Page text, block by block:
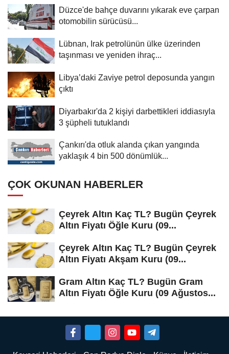
Düzce'de bahçe duvarını yıkarak eve çarpan
otomobilin sürücüsü...
Lübnan, Irak petrolünün ülke üzerinden
taşınması ve yeniden ihraç...
Libya’daki Zaviye petrol deposunda yangın
çıktı
Diyarbakır'da 2 kişiyi darbettikleri iddiasıyla
3 şüpheli tutuklandı
Çankırı'da otluk alanda çıkan yangında
yaklaşık 4 bin 500 dönümlük...
ÇOK OKUNAN HABERLER
Çeyrek Altın Kaç TL? Bugün Çeyrek
Altın Fiyatı Öğle Kuru (09...
Çeyrek Altın Kaç TL? Bugün Çeyrek
Altın Fiyatı Akşam Kuru (09...
Gram Altın Kaç TL? Bugün Gram
Altın Fiyatı Öğle Kuru (09 Ağustos...